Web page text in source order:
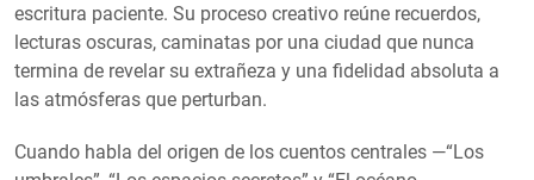
escritura paciente. Su proceso creativo reúne recuerdos,
lecturas oscuras, caminatas por una ciudad que nunca
termina de revelar su extrañeza y una fidelidad absoluta a
las atmósferas que perturban.
Cuando habla del origen de los cuentos centrales —“Los